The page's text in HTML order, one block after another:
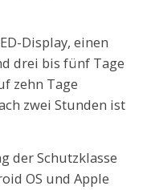
Display, einen
drei bis fünf Tage
zehn Tage
zwei Stunden ist
der Schutzklasse
OS und Apple